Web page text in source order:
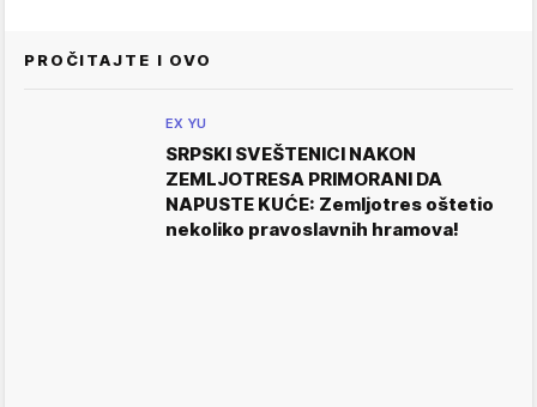
PROČITAJTE I OVO
EX YU
SRPSKI SVEŠTENICI NAKON
ZEMLJOTRESA PRIMORANI DA
NAPUSTE KUĆE: Zemljotres oštetio
nekoliko pravoslavnih hramova!